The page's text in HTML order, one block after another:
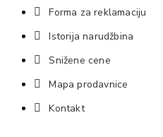
Forma za reklamaciju
Istorija narudžbina
Snižene cene
Mapa prodavnice
Kontakt